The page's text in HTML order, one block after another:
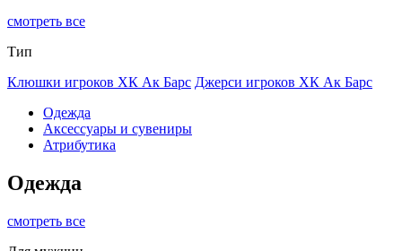
смотреть все
Тип
Клюшки игроков ХК Ак Барс Джерси игроков ХК Ак Барс
Одежда
Аксессуары и сувениры
Атрибутика
Одежда
смотреть все